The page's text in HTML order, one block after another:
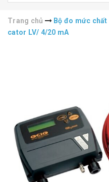
Trang chủ
Bộ đo mức chất
cator LV/ 4/20 mA